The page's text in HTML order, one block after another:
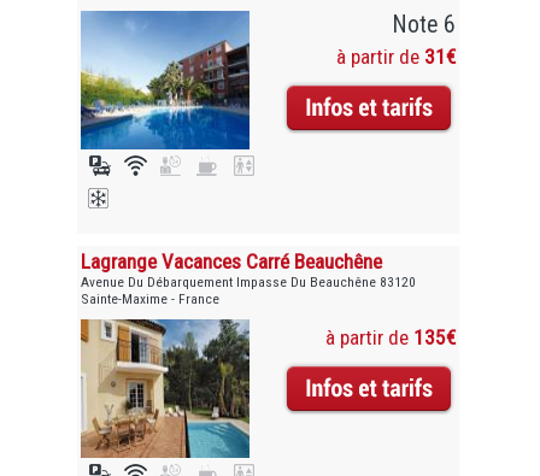
Note 6
à partir de 31€
Lagrange Vacances Carré Beauchêne
Avenue Du Débarquement Impasse Du Beauchêne 83120
Sainte-Maxime - France
à partir de 135€